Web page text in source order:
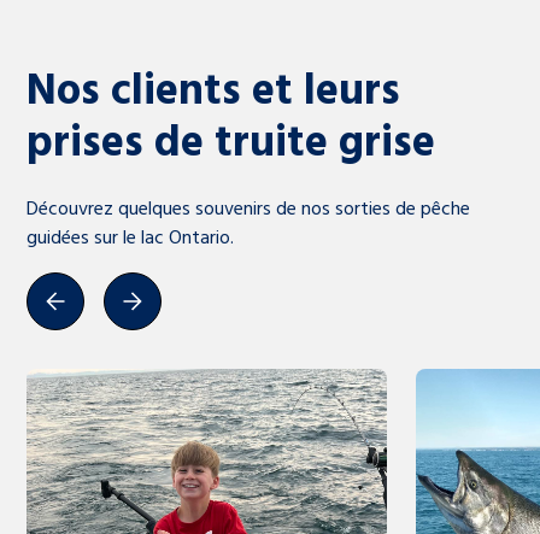
Nos clients et leurs
prises de truite grise
Découvrez quelques souvenirs de nos sorties de pêche
guidées sur le lac Ontario.